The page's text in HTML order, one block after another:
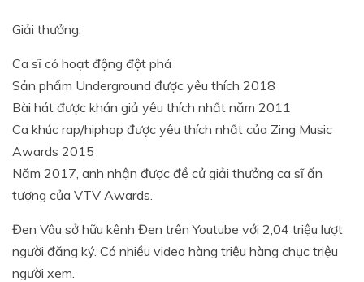
Giải thưởng:
Ca sĩ có hoạt động đột phá
Sản phẩm Underground được yêu thích 2018
Bài hát được khán giả yêu thích nhất năm 2011
Ca khúc rap/hiphop được yêu thích nhất của Zing Music
Awards 2015
Năm 2017, anh nhận được đề cử giải thưởng ca sĩ ấn
tượng của VTV Awards.
Đen Vâu sở hữu kênh Đen trên Youtube với 2,04 triệu lượt
người đăng ký. Có nhiều video hàng triệu hàng chục triệu
người xem.